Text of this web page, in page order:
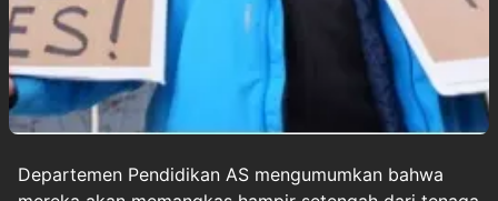
Departemen Pendidikan AS mengumumkan bahwa